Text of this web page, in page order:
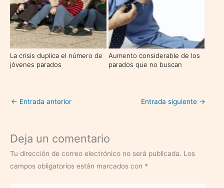
La crisis duplica el número de
jóvenes parados
Aumento considerable de los
parados que no buscan
← Entrada anterior Entrada siguiente →
Deja un comentario
Tu dirección de correo electrónico no será publicada. Los
campos obligatorios están marcados con *